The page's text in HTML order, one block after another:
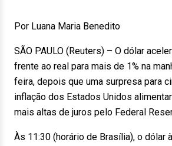
Por Luana Maria Benedito
SÃO PAULO (Reuters) – O dólar
frente ao real para mais de 1% na
feira, depois que uma surpresa para
inflação dos Estados Unidos
mais altas de juros pelo Federal
Às 11:30 (horário de Brasília), o dólar